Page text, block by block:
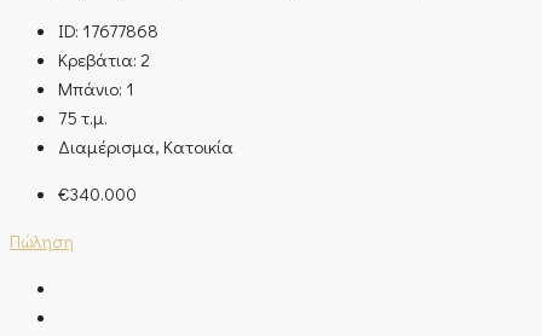
ID: 17677868
Κρεβάτια: 2
Μπάνιο: 1
75 τ.μ.
Διαμέρισμα, Κατοικία
€340.000
Πώληση